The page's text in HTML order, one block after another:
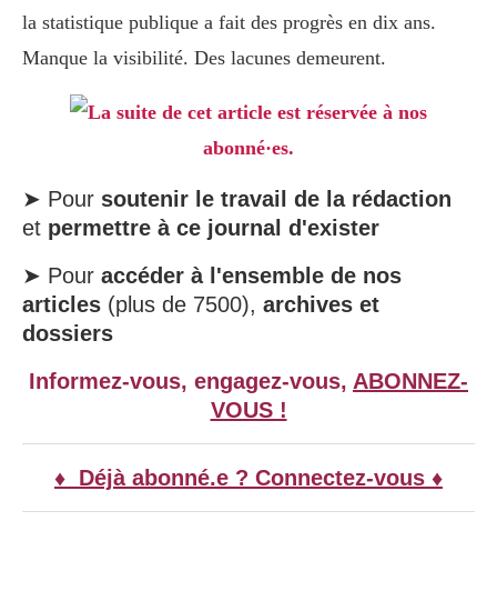
la statistique publique a fait des progrès en dix ans.
Manque la visibilité. Des lacunes demeurent.
La suite de cet article est réservée à nos
abonné·es.
➤ Pour soutenir le travail de la rédaction
et permettre à ce journal d'exister
➤ Pour accéder à l'ensemble de nos
articles (plus de 7500), archives et
dossiers
Informez-vous, engagez-vous, ABONNEZ-
VOUS !
♦ Déjà abonné.e ? Connectez-vous ♦